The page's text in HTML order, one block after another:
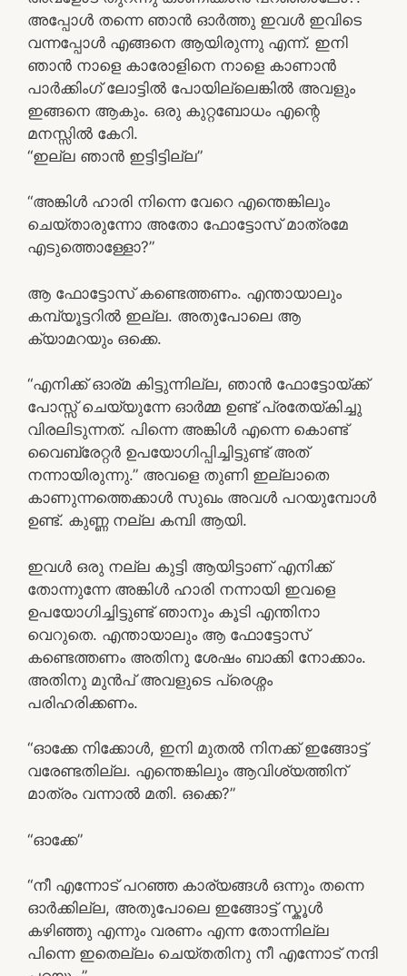
അപ്പോൾ തന്നെ ഞാൻ ഓർത്തു ഇവൾ ഇവിടെ
വന്നപ്പോൾ എങ്ങനെ ആയിരുന്നു എന്ന്. ഇനി
ഞാൻ നാളെ കാരോളിനെ നാളെ കാണാൻ
പാർക്കിംഗ് ലോട്ടിൽ പോയില്ലെങ്കിൽ അവളും
ഇങ്ങനെ ആകും. ഒരു കുറ്റബോധം എന്റെ
മനസ്സിൽ കേറി.
“ഇല്ല ഞാൻ ഇട്ടിട്ടില്ല”
“അങ്കിൾ ഹാരി നിന്നെ വേറെ എന്തെങ്കിലും
ചെയ്താരുന്നോ അതോ ഫോട്ടോസ് മാത്രമേ
എടുത്തൊള്ളോ?”
ആ ഫോട്ടോസ് കണ്ടെത്തണം. എന്തായാലും
കമ്പ്യൂട്ടറിൽ ഇല്ല. അതുപോലെ ആ
ക്യാമറയും ഒക്കെ.
“എനിക്ക് ഓര്മ കിട്ടുന്നില്ല, ഞാൻ ഫോട്ടോയ്ക്ക്
പോസ്സ് ചെയ്യുന്നേ ഓർമ്മ ഉണ്ട് പ്രതേയ്കിച്ചു
വിരലിടുന്നത്. പിന്നെ അങ്കിൾ എന്നെ കൊണ്ട്
വൈബ്രേറ്റർ ഉപയോഗിപ്പിച്ചിട്ടുണ്ട് അത്
നന്നായിരുന്നു.” അവളെ തുണി ഇല്ലാതെ
കാണുന്നത്തെക്കാൾ സുഖം അവൾ പറയുമ്പോൾ
ഉണ്ട്. കുണ്ണ നല്ല കമ്പി ആയി.
ഇവൾ ഒരു നല്ല കുട്ടി ആയിട്ടാണ് എനിക്ക്
തോന്നുന്നേ അങ്കിൾ ഹാരി നന്നായി ഇവളെ
ഉപയോഗിച്ചിട്ടുണ്ട് ഞാനും കൂടി എന്തിനാ
വെറുതെ. എന്തായാലും ആ ഫോട്ടോസ്
കണ്ടെത്തണം അതിനു ശേഷം ബാക്കി നോക്കാം.
അതിനു മുൻപ് അവളുടെ പ്രെശ്നം
പരിഹരിക്കണം.
“ഓക്കേ നിക്കോൾ, ഇനി മുതൽ നിനക്ക് ഇങ്ങോട്ട്
വരേണ്ടതില്ല. എന്തെങ്കിലും ആവിശ്യത്തിന്
മാത്രം വന്നാൽ മതി. ഒക്കെ?”
“ഓക്കേ”
“നീ എന്നോട് പറഞ്ഞ കാര്യങ്ങൾ ഒന്നും തന്നെ
ഓർക്കില്ല, അതുപോലെ ഇങ്ങോട്ട് സ്കൂൾ
കഴിഞ്ഞു എന്നും വരണം എന്ന തോന്നില്ല
പിന്നെ ഇതെല്ലം ചെയ്തതിനു നീ എന്നോട് നന്ദി